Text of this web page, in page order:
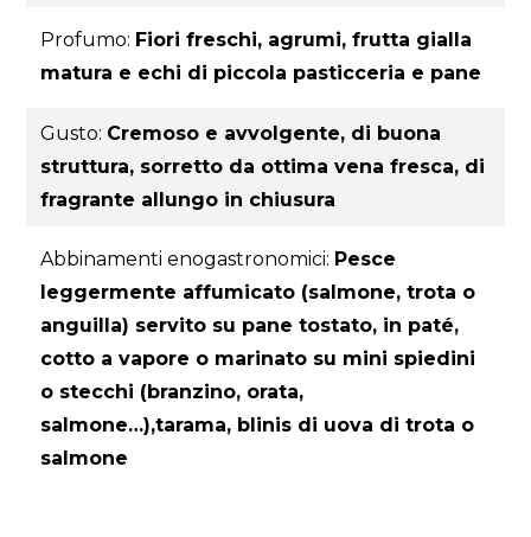
Profumo: Fiori freschi, agrumi, frutta gialla
matura e echi di piccola pasticceria e pane
Gusto: Cremoso e avvolgente, di buona
struttura, sorretto da ottima vena fresca, di
fragrante allungo in chiusura
Abbinamenti enogastronomici: Pesce
leggermente affumicato (salmone, trota o
anguilla) servito su pane tostato, in paté,
cotto a vapore o marinato su mini spiedini
o stecchi (branzino, orata,
salmone…),tarama, blinis di uova di trota o
salmone